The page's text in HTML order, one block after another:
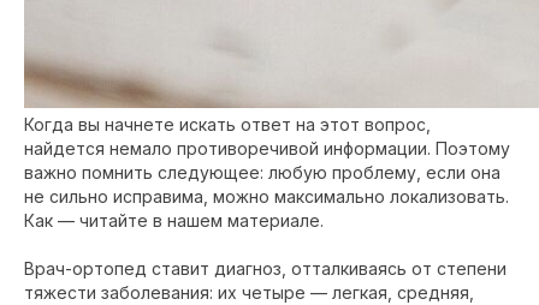
Когда вы начнете искать ответ на этот вопрос,
найдется немало противоречивой информации. Поэтому
важно помнить следующее: любую проблему, если она
не сильно исправима, можно максимально локализовать.
Как — читайте в нашем материале.
Врач-ортопед ставит диагноз, отталкиваясь от степени
тяжести заболевания: их четыре — легкая, средняя,